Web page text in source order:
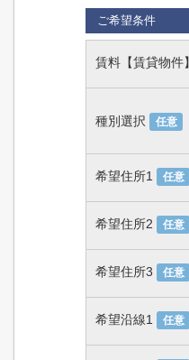
ご希望条件
賃料【賃貸物件
種別選択 任意
希望住所1 任意
希望住所2 任意
希望住所3 任意
希望沿線1 任意